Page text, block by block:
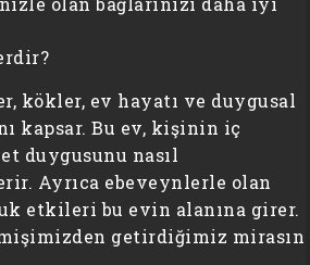
kökler, ev hayatı ve duygusal
kapsar. Bu ev, kişinin iç
duygusunu nasıl
Ayrıca ebeveynlerle olan
etkileri bu evin alanına girer.
getirdiğimiz mirasın